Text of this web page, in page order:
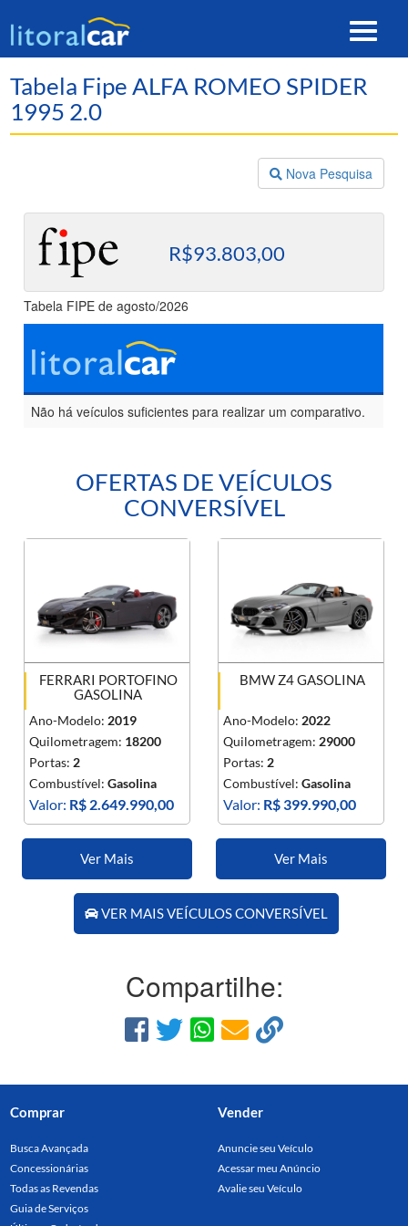
Toggle
Tabela Fipe ALFA ROMEO SPIDER
1995 2.0
Nova Pesquisa
R$93.803,00
Tabela FIPE de agosto/2026
Não há veículos suficientes para realizar um comparativo.
OFERTAS DE VEÍCULOS
CONVERSÍVEL
FERRARI PORTOFINO
GASOLINA
Ano-Modelo: 2019
Quilometragem: 18200
Portas: 2
Combustível:Gasolina
Valor: R$ 2.649.990,00
Ver Mais
BMW Z4 GASOLINA
Ano-Modelo: 2022
Quilometragem: 29000
Portas: 2
Combustível:Gasolina
Valor: R$ 399.990,00
Ver Mais
VER MAIS VEÍCULOS CONVERSÍVEL
Compartilhe:
Comprar
Busca Avançada
Concessionárias
Todas as Revendas
Guia de Serviços
Vender
Anuncie seu Veículo
Acessar meu Anúncio
Avalie seu Veículo